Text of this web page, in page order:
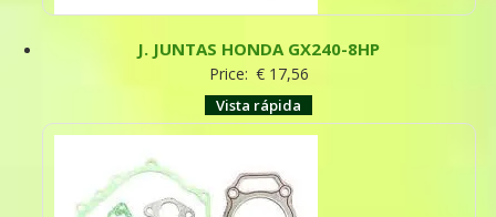
J. JUNTAS HONDA GX240-8HP
Price: €17,56
Vista rápida